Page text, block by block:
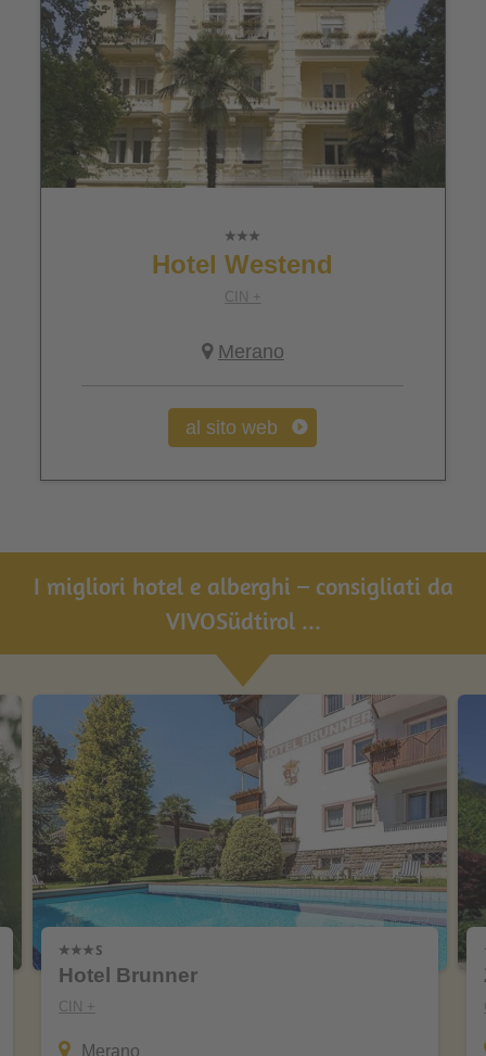
Hotel Westend
CIN +
Merano
al sito web
I migliori hotel e alberghi – consigliati da
VIVOSüdtirol ...
Hotel Brunner
CIN +
Merano